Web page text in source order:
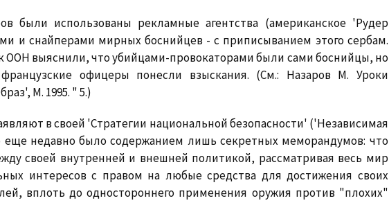
были использованы рекламные агентства (американское 'Рудер
и снайперами мирных боснийцев - с приписыванием этого сербам.
ООН выяснили, что убийцами-провокаторами были сами боснийцы, но
офицеры понесли взыскания. (См.: Назаров М. Уроки
М. 1995. " 5.)
в своей 'Стратегии национальной безопасности' ('Независимая
еще недавно было содержанием лишь секретных меморандумов: что
своей внутренней и внешней политикой, рассматривая весь мир
интересов с правом на любые средства для достижения своих
вплоть до одностороннего применения оружия против "плохих"